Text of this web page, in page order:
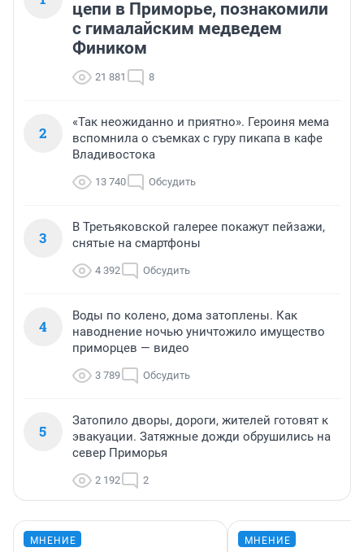
цепи в Приморье, познакомили
с гималайским медведем
Фиником
21 881 8
2
«Так неожиданно и приятно». Героиня мема
вспомнила о съемках с гуру пикапа в кафе
Владивостока
13 740 Обсудить
3
В Третьяковской галерее покажут пейзажи,
снятые на смартфоны
4 392 Обсудить
4
Воды по колено, дома затоплены. Как
наводнение ночью уничтожило имущество
приморцев — видео
3 789 Обсудить
5
Затопило дворы, дороги, жителей готовят к
эвакуации. Затяжные дожди обрушились на
север Приморья
2 192 2
МНЕНИЕ МНЕНИЕ